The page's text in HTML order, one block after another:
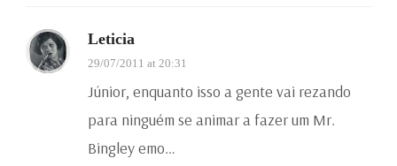
Leticia
29/07/2011 at 20:31
Júnior, enquanto isso a gente vai rezando
para ninguém se animar a fazer um Mr.
Bingley emo…